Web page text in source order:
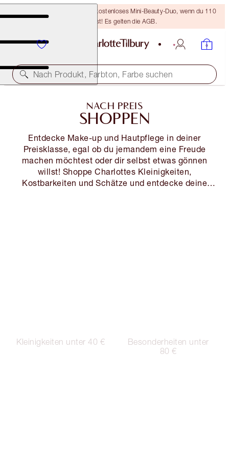
LETZTE CHANCE! Erhalte ein kostenloses Mini-Beauty-Duo, wenn du 110
€ ausgibst! Es gelten die AGB.
Nach Produkt, Farbton, Farbe suchen
NACH PREIS
SHOPPEN
Entdecke Make-up und Hautpflege in deiner
Preisklasse, egal ob du jemandem eine Freude
machen möchtest oder dir selbst etwas gönnen
willst! Shoppe Charlottes Kleinigkeiten,
Kostbarkeiten und Schätze und entdecke deine
Kleinigkeiten unter 40 €
Besonderheiten unter
80 €